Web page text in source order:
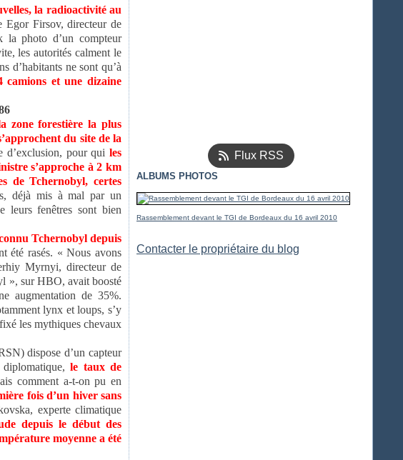
la radioactivité au
Egor Firsov, directeur de
la photo d’un compteur
les autorités calment le
d’habitants ne sont qu’à
camions et une dizaine
zone forestière la plus
du site de la
pour qui les
s’approche à 2 km
de Tchernobyl, certes
déjà mis à mal par un
leurs fenêtres sont bien
Tchernobyl depuis
été rasés. « Nous avons
Myrnyi, directeur de
», sur HBO, avait boosté
augmentation de 35%.
lynx et loups, s’y
les mythiques chevaux
dispose d’un capteur
diplomatique,le taux de
comment a-t-on pu en
fois d’un hiver sans
experte climatique
depuis le début des
moyenne a été
Flux RSS
ALBUMS PHOTOS
Rassemblement devant le TGI de Bordeaux du 16 avril 2010
Contacter le propriétaire du blog